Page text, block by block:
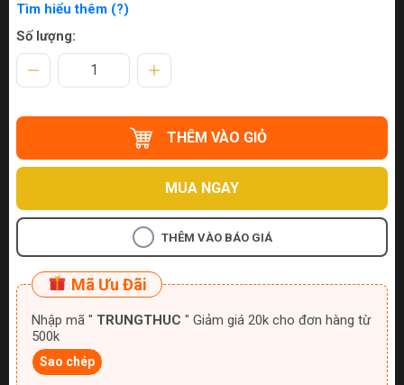
Tìm hiểu thêm (?)
Số lượng:
THÊM VÀO GIỎ
MUA NGAY
THÊM VÀO BÁO GIÁ
Mã Ưu Đãi
Nhập mã " TRUNGTHUC " Giảm giá 20k cho đơn hàng từ
500k
Sao chép